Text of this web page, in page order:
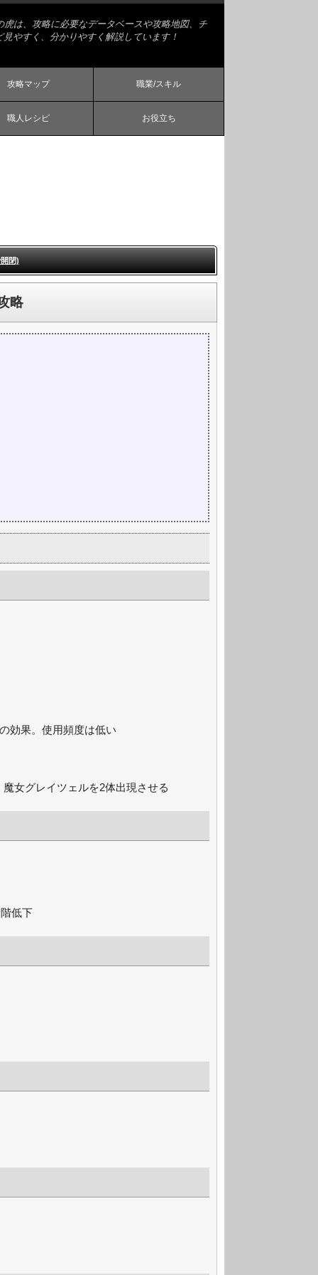
虎は、攻略に必要なデータベースや攻略地図、チ
見やすく、分かりやすく解説しています！
攻略マップ 職業/スキル
職人レシピ お役立ち
閉)
略
効果。使用頻度は低い
女グレイツェルを2体出現させる
低下